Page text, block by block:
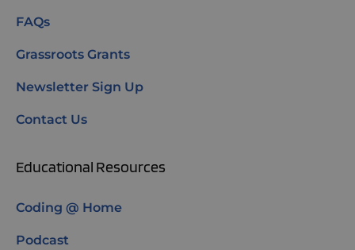
FAQs
Grassroots Grants
Newsletter Sign Up
Contact Us
Educational Resources
Coding @ Home
Podcast